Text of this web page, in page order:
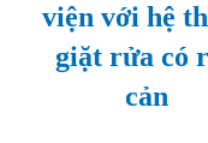
viện với hệ
giặt rửa có
cản